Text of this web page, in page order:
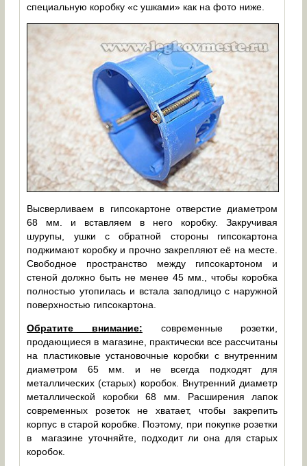
специальную коробку «с ушками» как на фото ниже.
Высверливаем в гипсокартоне отверстие диаметром
68 мм. и вставляем в него коробку. Закручивая
шурупы, ушки с обратной стороны гипсокартона
поджимают коробку и прочно закрепляют её на месте.
Свободное пространство между гипсокартоном и
стеной должно быть не менее 45 мм., чтобы коробка
полностью утопилась и встала заподлицо с наружной
поверхностью гипсокартона.
Обратите внимание: современные розетки,
продающиеся в магазине, практически все рассчитаны
на пластиковые установочные коробки с внутренним
диаметром 65 мм. и не всегда подходят для
металлических (старых) коробок. Внутренний диаметр
металлической коробки 68 мм. Расширения лапок
современных розеток не хватает, чтобы закрепить
корпус в старой коробке. Поэтому, при покупке розетки
в магазине уточняйте, подходит ли она для старых
коробок.